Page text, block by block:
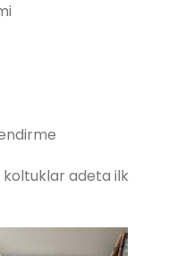
adeta ilk